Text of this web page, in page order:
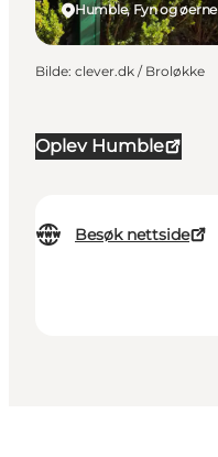
Oplev Humble
Besøk nettside
Humble, Fyn og øerne
Bilde: clever.dk / Broløkke